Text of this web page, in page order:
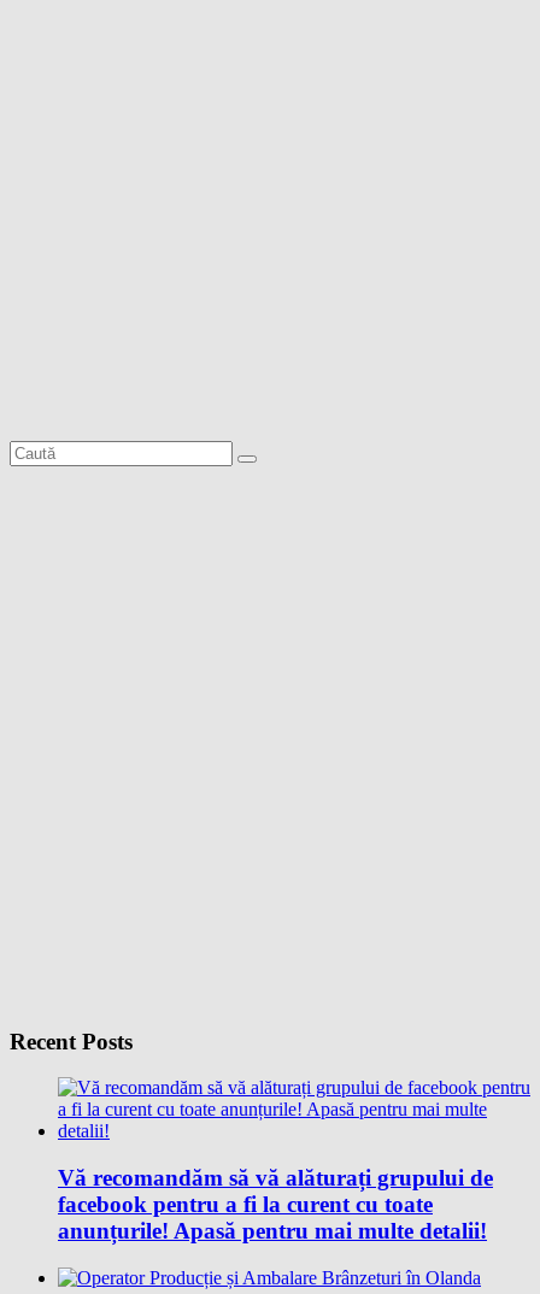
Recent Posts
Vă recomandăm să vă alăturați grupului de
facebook pentru a fi la curent cu toate
anunțurile! Apasă pentru mai multe detalii!